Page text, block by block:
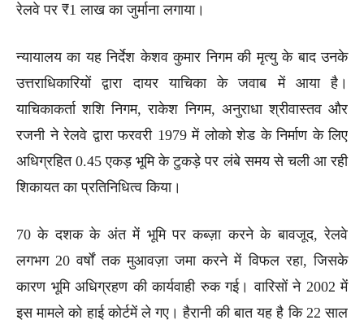
रेलवे पर ₹1 लाख का जुर्माना लगाया।
न्यायालय का यह निर्देश केशव कुमार निगम की मृत्यु के बाद उनके
उत्तराधिकारियों द्वारा दायर याचिका के जवाब में आया है।
याचिकाकर्ता शशि निगम, राकेश निगम, अनुराधा श्रीवास्तव और
रजनी ने रेलवे द्वारा फरवरी 1979 में लोको शेड के निर्माण के लिए
अधिग्रहित 0.45 एकड़ भूमि के टुकड़े पर लंबे समय से चली आ रही
शिकायत का प्रतिनिधित्व किया।
70 के दशक के अंत में भूमि पर कब्ज़ा करने के बावजूद, रेलवे
लगभग 20 वर्षों तक मुआवज़ा जमा करने में विफल रहा, जिसके
कारण भूमि अधिग्रहण की कार्यवाही रुक गई। वारिसों ने 2002 में
इस मामले को हाई कोर्टमें ले गए। हैरानी की बात यह है कि 22 साल